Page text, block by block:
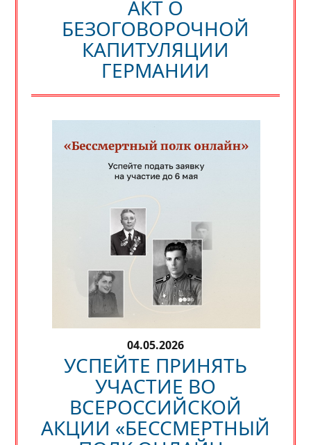
АКТ О
БЕЗОГОВОРОЧНОЙ
КАПИТУЛЯЦИИ
ГЕРМАНИИ
04.05.2026
УСПЕЙТЕ ПРИНЯТЬ
УЧАСТИЕ ВО
ВСЕРОССИЙСКОЙ
АКЦИИ «БЕССМЕРТНЫЙ